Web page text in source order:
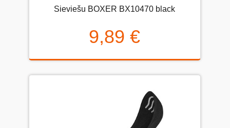
Sieviešu BOXER BX10470 black
9,89 €